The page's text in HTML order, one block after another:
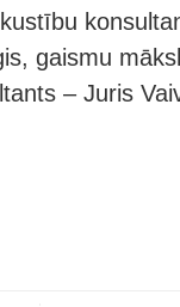
gaismu
– Juris